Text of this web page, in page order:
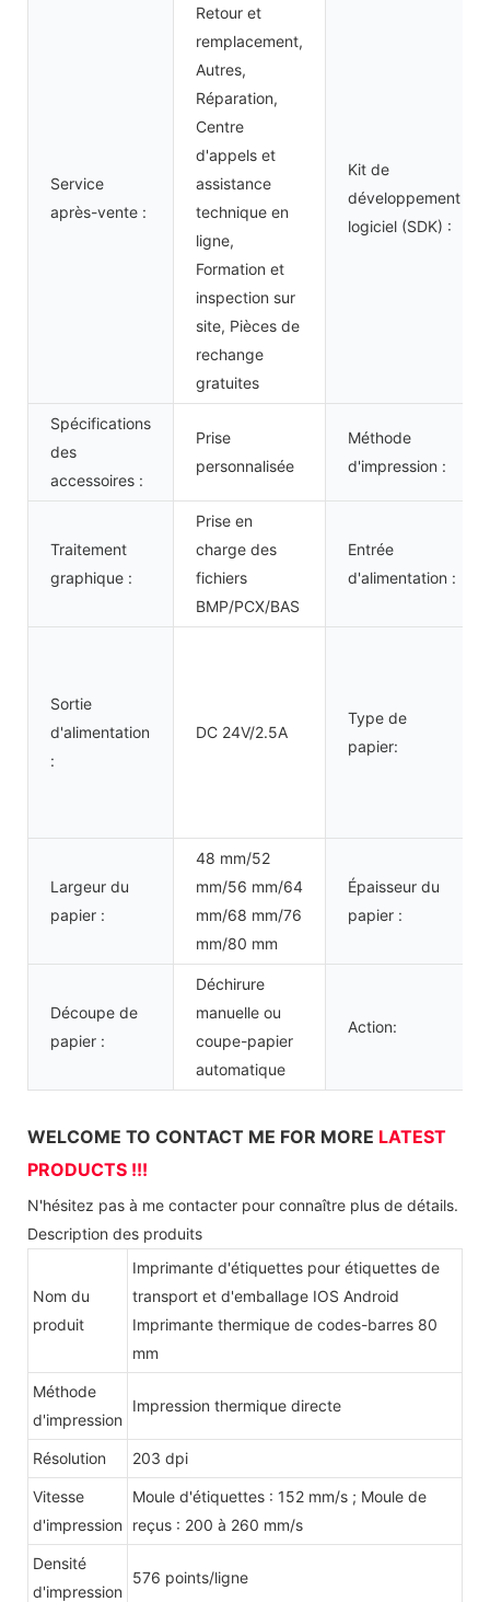
Service
après-vente :
Retour et
remplacement,
Autres,
Réparation,
Centre
d'appels et
assistance
technique en
ligne,
Formation et
inspection sur
site, Pièces de
rechange
gratuites
Kit de
développement
logiciel (SDK) :
Spécifications
des
accessoires :
Prise
personnalisée
Méthode
d'impression :
Traitement
graphique :
Prise en
charge des
fichiers
BMP/PCX/BAS
Entrée
d'alimentation :
Sortie
d'alimentation
:
DC 24V/2.5A
Type de
papier:
Largeur du
papier :
48 mm/52
mm/56 mm/64
mm/68 mm/76
mm/80 mm
Épaisseur du
papier :
Découpe de
papier :
Déchirure
manuelle ou
coupe-papier
automatique
Action:
WELCOME TO CONTACT ME FOR MORE LATEST
PRODUCTS !!!
N'hésitez pas à me contacter pour connaître plus de détails.
Description des produits
Nom du
produit
Imprimante d'étiquettes pour étiquettes de
transport et d'emballage IOS Android
Imprimante thermique de codes-barres 80
mm
Méthode
d'impression
Impression thermique directe
Résolution 203 dpi
Vitesse
d'impression
Moule d'étiquettes : 152 mm/s ; Moule de
reçus : 200 à 260 mm/s
Densité
d'impression
576 points/ligne